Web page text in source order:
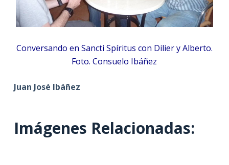
Conversando en Sancti Spíritus con Dilier y Alberto.
Foto. Consuelo Ibáñez
Juan José Ibáñez
Imágenes Relacionadas: